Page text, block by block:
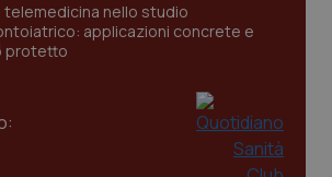
telemedicina nello studio
applicazioni concrete e
protetto
ironfish-
www.quotidianosanita.it